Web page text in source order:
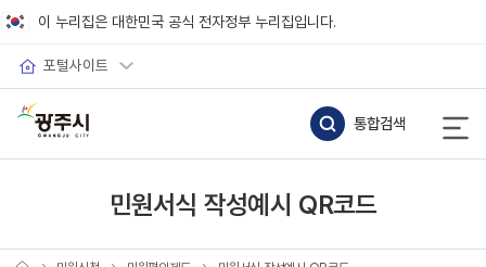
이 누리집은 대한민국 공식 전자정부 누리집입니다.
포털사이트
통합검색
민원서식 작성예시 QR코드